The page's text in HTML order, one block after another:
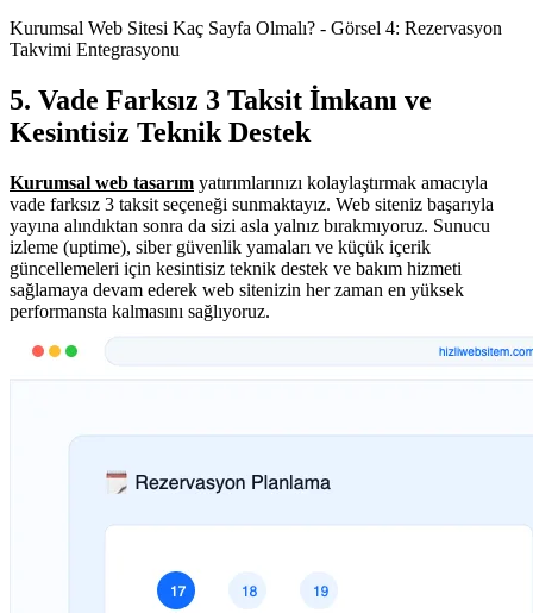
Kurumsal Web Sitesi Kaç Sayfa Olmalı? - Görsel 4: Rezervasyon
Takvimi Entegrasyonu
5. Vade Farksız 3 Taksit İmkanı ve
Kesintisiz Teknik Destek
Kurumsal web tasarım yatırımlarınızı kolaylaştırmak amacıyla
vade farksız 3 taksit seçeneği sunmaktayız. Web siteniz başarıyla
yayına alındıktan sonra da sizi asla yalnız bırakmıyoruz. Sunucu
izleme (uptime), siber güvenlik yamaları ve küçük içerik
güncellemeleri için kesintisiz teknik destek ve bakım hizmeti
sağlamaya devam ederek web sitenizin her zaman en yüksek
performansta kalmasını sağlıyoruz.